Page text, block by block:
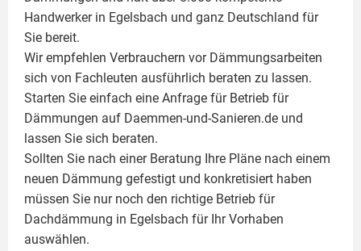
Handwerker in Egelsbach und ganz Deutschland für
Sie bereit.
Wir empfehlen Verbrauchern vor Dämmungsarbeiten
sich von Fachleuten ausführlich beraten zu lassen.
Starten Sie einfach eine Anfrage für Betrieb für
Dämmungen auf Daemmen-und-Sanieren.de und
lassen Sie sich beraten.
Sollten Sie nach einer Beratung Ihre Pläne nach einem
neuen Dämmung gefestigt und konkretisiert haben
müssen Sie nur noch den richtige Betrieb für
Dachdämmung in Egelsbach für Ihr Vorhaben
auswählen.